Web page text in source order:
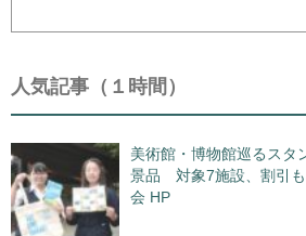
索
人気記事（１時間）
美術館・博物館巡るス
景品 対象7施設、割引
会 HP